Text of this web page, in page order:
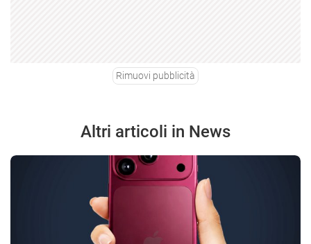
Rimuovi pubblicità
Altri articoli in News